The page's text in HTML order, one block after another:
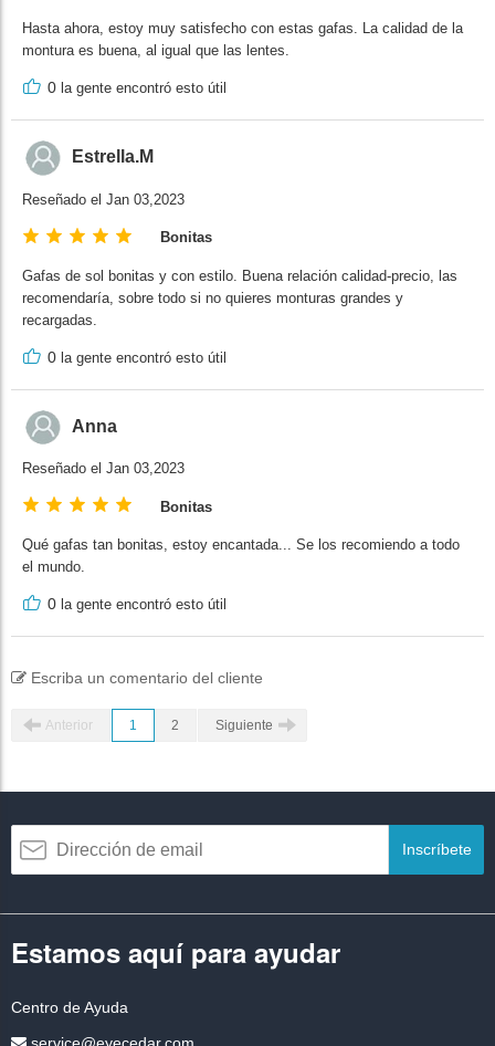
Hasta ahora, estoy muy satisfecho con estas gafas. La calidad de la
montura es buena, al igual que las lentes.
0 la gente encontró esto útil
Estrella.M
Reseñado el Jan 03,2023
Bonitas
Gafas de sol bonitas y con estilo. Buena relación calidad-precio, las
recomendaría, sobre todo si no quieres monturas grandes y
recargadas.
0 la gente encontró esto útil
Anna
Reseñado el Jan 03,2023
Bonitas
Qué gafas tan bonitas, estoy encantada... Se los recomiendo a todo
el mundo.
0 la gente encontró esto útil
Escriba un comentario del cliente
Anterior 1 2 Siguiente
Inscríbete
Estamos aquí para ayudar
Centro de Ayuda